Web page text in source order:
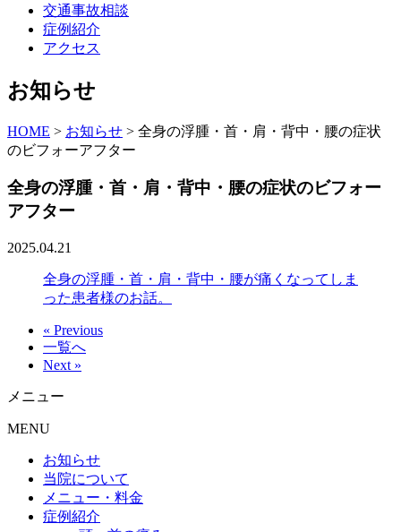
交通事故相談
症例紹介
アクセス
お知らせ
HOME > お知らせ > 全身の浮腫・首・肩・背中・腰の症状
のビフォーアフター
全身の浮腫・首・肩・背中・腰の症状のビフォー
アフター
2025.04.21
全身の浮腫・首・肩・背中・腰が痛くなってしま
った患者様のお話。
« Previous
一覧へ
Next »
メニュー
MENU
お知らせ
当院について
メニュー・料金
症例紹介